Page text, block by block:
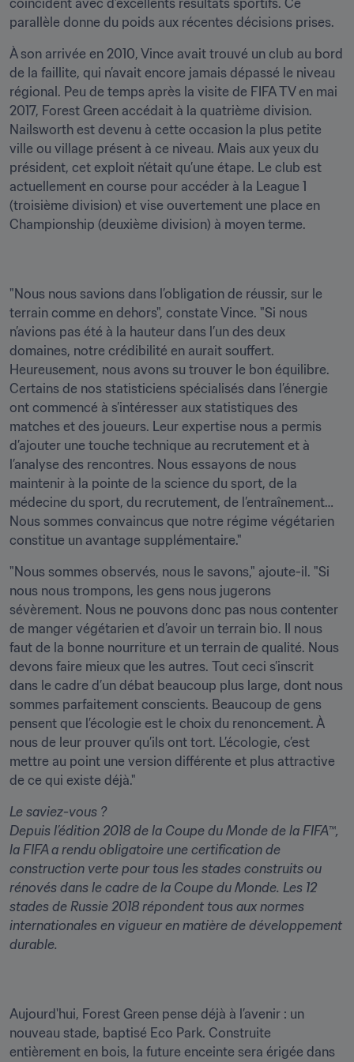
coïncident avec d’excellents résultats sportifs. Ce
parallèle donne du poids aux récentes décisions prises.
À son arrivée en 2010, Vince avait trouvé un club au bord
de la faillite, qui n’avait encore jamais dépassé le niveau
régional. Peu de temps après la visite de FIFA TV en mai
2017, Forest Green accédait à la quatrième division.
Nailsworth est devenu à cette occasion la plus petite
ville ou village présent à ce niveau. Mais aux yeux du
président, cet exploit n’était qu’une étape. Le club est
actuellement en course pour accéder à la League 1
(troisième division) et vise ouvertement une place en
Championship (deuxième division) à moyen terme.
"Nous nous savions dans l’obligation de réussir, sur le
terrain comme en dehors", constate Vince. "Si nous
n’avions pas été à la hauteur dans l’un des deux
domaines, notre crédibilité en aurait souffert.
Heureusement, nous avons su trouver le bon équilibre.
Certains de nos statisticiens spécialisés dans l’énergie
ont commencé à s’intéresser aux statistiques des
matches et des joueurs. Leur expertise nous a permis
d’ajouter une touche technique au recrutement et à
l’analyse des rencontres. Nous essayons de nous
maintenir à la pointe de la science du sport, de la
médecine du sport, du recrutement, de l’entraînement…
Nous sommes convaincus que notre régime végétarien
constitue un avantage supplémentaire."
"Nous sommes observés, nous le savons," ajoute-il. "Si
nous nous trompons, les gens nous jugerons
sévèrement. Nous ne pouvons donc pas nous contenter
de manger végétarien et d’avoir un terrain bio. Il nous
faut de la bonne nourriture et un terrain de qualité. Nous
devons faire mieux que les autres. Tout ceci s’inscrit
dans le cadre d’un débat beaucoup plus large, dont nous
sommes parfaitement conscients. Beaucoup de gens
pensent que l’écologie est le choix du renoncement. À
nous de leur prouver qu’ils ont tort. L’écologie, c’est
mettre au point une version différente et plus attractive
de ce qui existe déjà."
Le saviez-vous ?
Depuis l’édition 2018 de la Coupe du Monde de la FIFA™,
la FIFA a rendu obligatoire une certification de
construction verte pour tous les stades construits ou
rénovés dans le cadre de la Coupe du Monde. Les 12
stades de Russie 2018 répondent tous aux normes
internationales en vigueur en matière de développement
durable.
Aujourd'hui, Forest Green pense déjà à l’avenir : un
nouveau stade, baptisé Eco Park. Construite
entièrement en bois, la future enceinte sera érigée dans